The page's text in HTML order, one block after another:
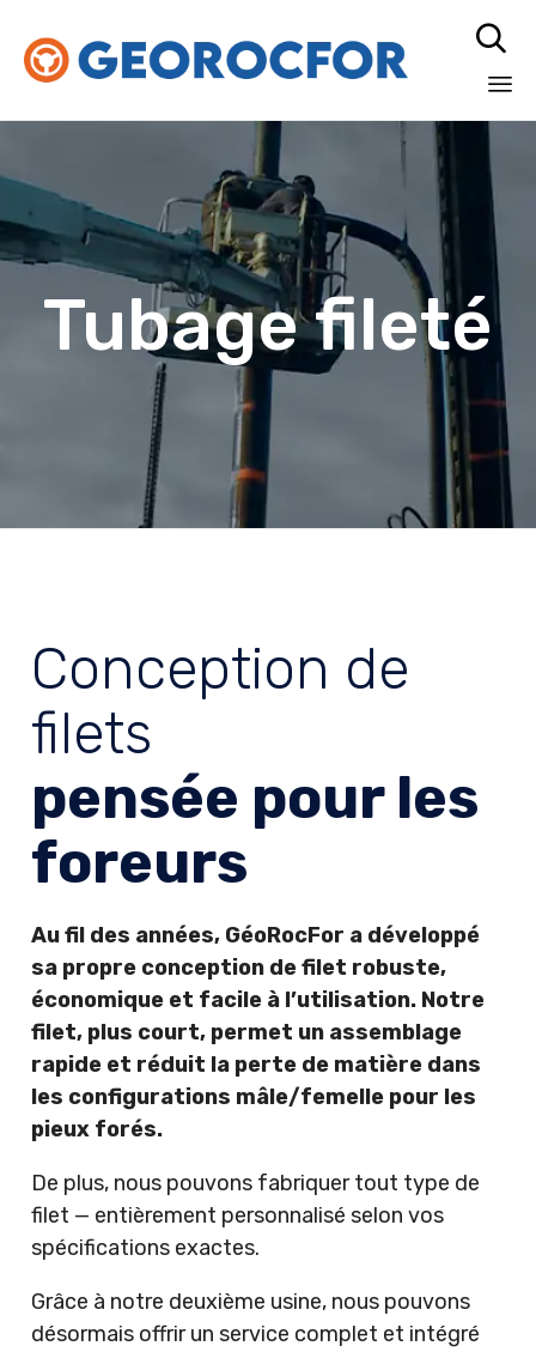

Tubage fileté
Conception de
filets
pensée pour les
foreurs
Au fil des années, GéoRocFor a développé
sa propre conception de filet robuste,
économique et facile à l’utilisation. Notre
filet, plus court, permet un assemblage
rapide et réduit la perte de matière dans
les configurations mâle/femelle pour les
pieux forés.
De plus, nous pouvons fabriquer tout type de
filet — entièrement personnalisé selon vos
spécifications exactes.
Grâce à notre deuxième usine, nous pouvons
désormais offrir un service complet et intégré